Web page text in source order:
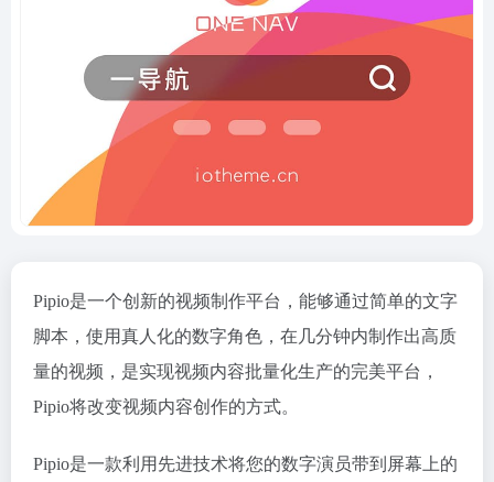
Pipio是一个创新的视频制作平台，能够通过简单的文字
脚本，使用真人化的数字角色，在几分钟内制作出高质
量的视频，是实现视频内容批量化生产的完美平台，
Pipio将改变视频内容创作的方式。
Pipio是一款利用先进技术将您的数字演员带到屏幕上的